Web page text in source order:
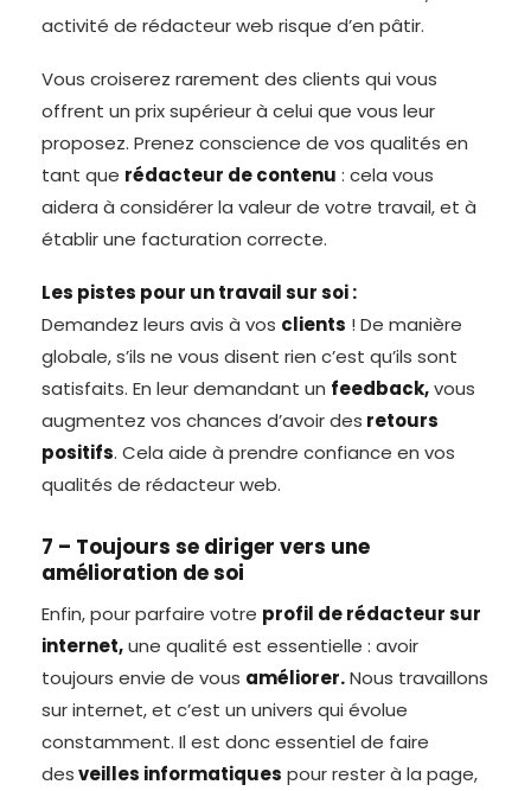
activité de rédacteur web risque d’en pâtir.
Vous croiserez rarement des clients qui vous
offrent un prix supérieur à celui que vous leur
proposez. Prenez conscience de vos qualités en
tant que rédacteur de contenu : cela vous
aidera à considérer la valeur de votre travail, et à
établir une facturation correcte.
Les pistes pour un travail sur soi :
Demandez leurs avis à vos clients ! De manière
globale, s’ils ne vous disent rien c’est qu’ils sont
satisfaits. En leur demandant un feedback,vous
augmentez vos chances d’avoir des retours
positifs. Cela aide à prendre confiance en vos
qualités de rédacteur web.
7 – Toujours se diriger vers une
amélioration de soi
Enfin, pour parfaire votre profil de rédacteur sur
internet,une qualité est essentielle : avoir
toujours envie de vous améliorer.Nous travaillons
sur internet, et c’est un univers qui évolue
constamment. Il est donc essentiel de faire
desveilles informatiques pour rester à la page,